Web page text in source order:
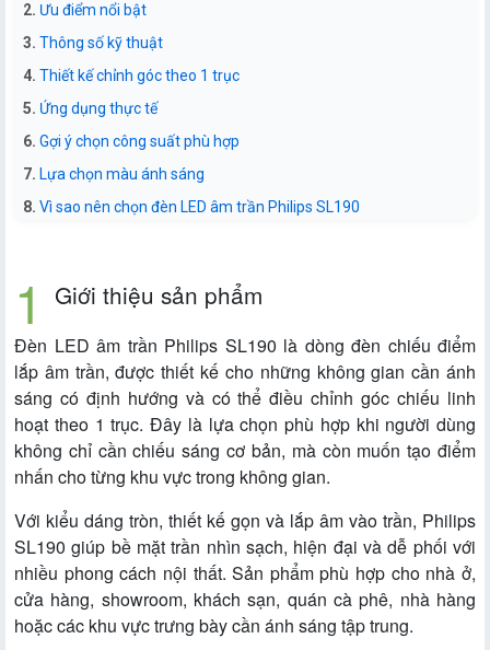
Ưu điểm nổi bật
Thông số kỹ thuật
Thiết kế chỉnh góc theo 1 trục
Ứng dụng thực tế
Gợi ý chọn công suất phù hợp
Lựa chọn màu ánh sáng
Vì sao nên chọn đèn LED âm trần Philips SL190
Giới thiệu sản phẩm
Đèn LED âm trần Philips SL190 là dòng đèn chiếu điểm
lắp âm trần, được thiết kế cho những không gian cần ánh
sáng có định hướng và có thể điều chỉnh góc chiếu linh
hoạt theo 1 trục. Đây là lựa chọn phù hợp khi người dùng
không chỉ cần chiếu sáng cơ bản, mà còn muốn tạo điểm
nhấn cho từng khu vực trong không gian.
Với kiểu dáng tròn, thiết kế gọn và lắp âm vào trần, Philips
SL190 giúp bề mặt trần nhìn sạch, hiện đại và dễ phối với
nhiều phong cách nội thất. Sản phẩm phù hợp cho nhà ở,
cửa hàng, showroom, khách sạn, quán cà phê, nhà hàng
hoặc các khu vực trưng bày cần ánh sáng tập trung.